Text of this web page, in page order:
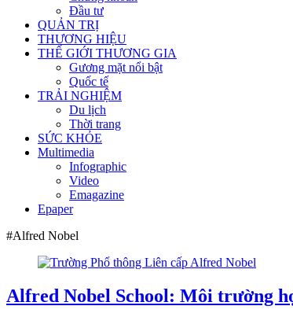
Đầu tư
QUẢN TRỊ
THƯƠNG HIỆU
THẾ GIỚI THƯƠNG GIA
Gương mặt nổi bật
Quốc tế
TRẢI NGHIỆM
Du lịch
Thời trang
SỨC KHỎE
Multimedia
Infographic
Video
Emagazine
Epaper
#Alfred Nobel
Alfred Nobel School: Môi trường